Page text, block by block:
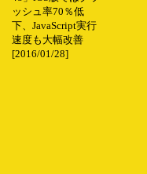
ッシュ率70％低
下、JavaScript実行
速度も大幅改善
[2016/01/28]